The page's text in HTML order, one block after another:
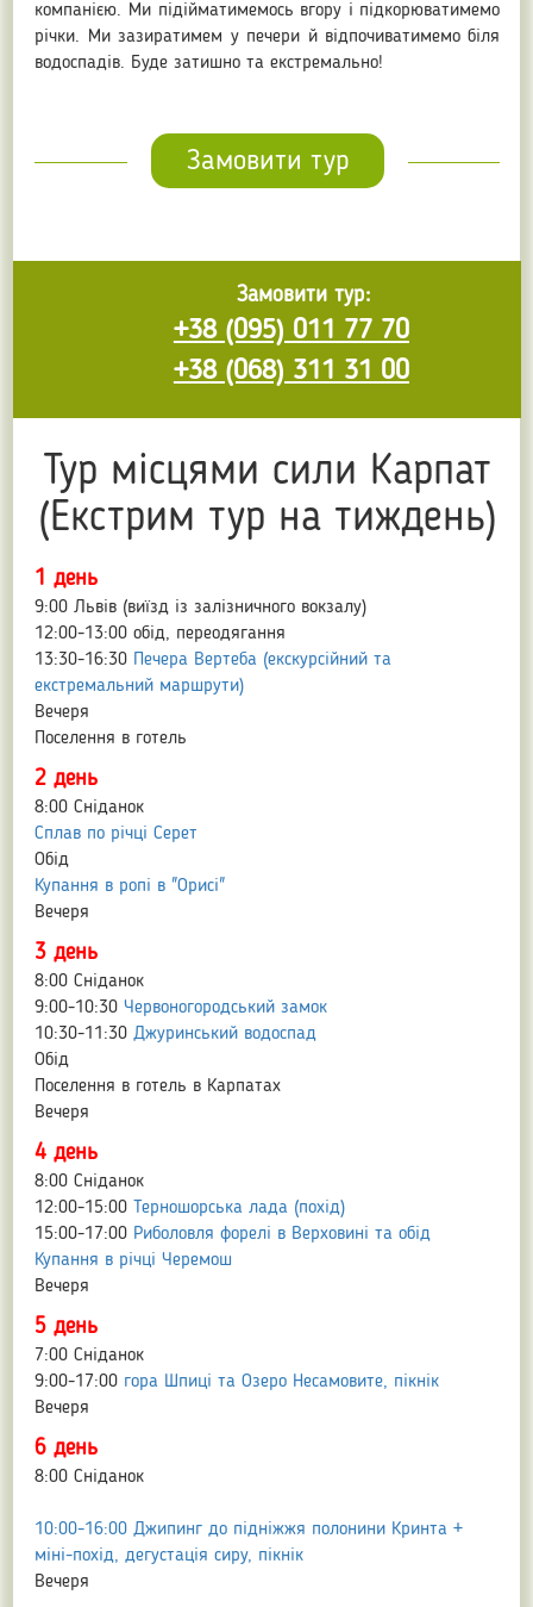
компанією. Ми підійматимемось вгору і підкорюватимемо
річки. Ми зазиратимем у печери й відпочиватимемо біля
водоспадів. Буде затишно та екстремально!
Замовити тур
Замовити тур:
+38 (095) 011 77 70
+38 (068) 311 31 00
Тур місцями сили Карпат
(Екстрим тур на тиждень)
1 день
9:00 Львів (виїзд із залізничного вокзалу)
12:00-13:00 обід, переодягання
13:30-16:30 Печера Вертеба (екскурсійний та
екстремальний маршрути)
Вечеря
Поселення в готель
2 день
8:00 Сніданок
Сплав по річці Серет
Обід
Купання в ропі в "Орисі"
Вечеря
3 день
8:00 Сніданок
9:00-10:30Червоногородський замок
10:30-11:30Джуринський водоспад
Обід
Поселення в готель в Карпатах
Вечеря
4 день
8:00 Сніданок
12:00-15:00 Терношорська лада (похід)
15:00-17:00 Риболовля форелі в Верховині та обід
Купання в річці Черемош
Вечеря
5 день
7:00 Сніданок
9:00-17:00 гора Шпиці таОзеро Несамовите, пікнік
Вечеря
6 день
8:00 Сніданок
10:00-16:00 Джипинг до підніжжя полонини Кринта +
міні-похід, дегустація сиру, пікнік
Вечеря